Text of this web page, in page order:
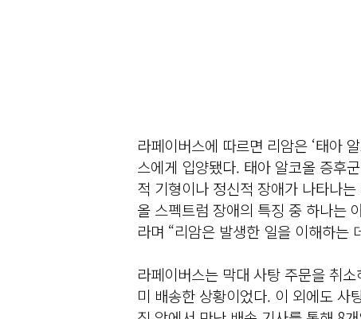
라페이버스에 따르면 리암은 ‘태아
스에게 입양됐다. 태아 알코올 증후
적 기형이나 정신적 장애가 나타나
올 스펙트럼 장애의 특징 중 하나는
라며 “리암은 발생한 일을 이해하는
라페이버스는 막대 사탕 주문을 취
미 배송한 상황이었다. 이 외에도 사